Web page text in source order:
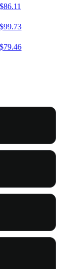
$86.11
$99.73
$79.46